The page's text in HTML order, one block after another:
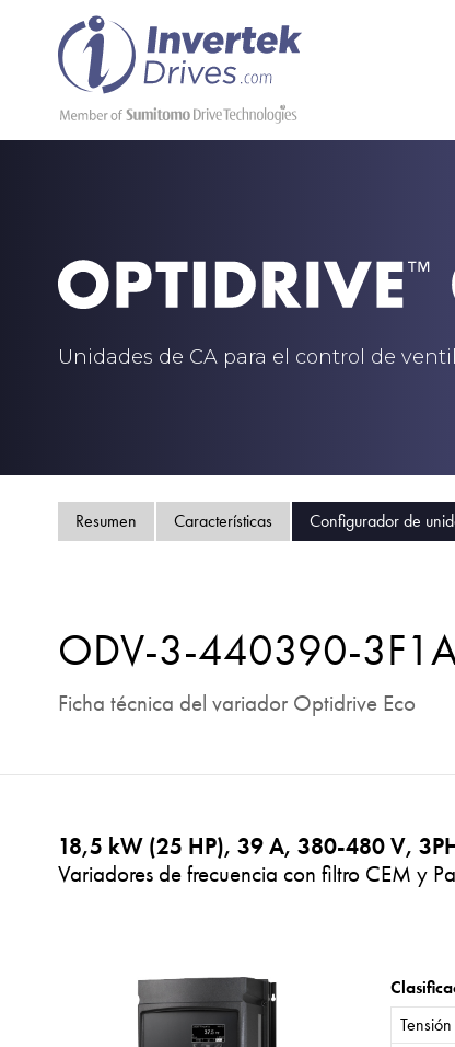
Unidades de CA para el control de
Resumen Características Configurador de
ODV-3-440390-
Ficha técnica del variador Optidrive Eco
18,5 kW (25 HP), 39 A, 380-480 V,
Variadores de frecuencia con filtro CEM y